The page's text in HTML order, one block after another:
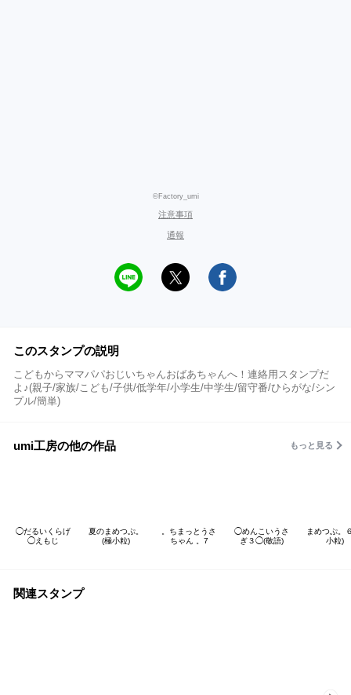
©Factory_umi
注意事項
通報
このスタンプの説明
こどもからママパパおじいちゃんおばあちゃんへ！連絡用スタンプだ
よ♪(親子/家族/こども/子供/低学年/小学生/中学生/留守番/ひらがな/シン
プル/簡単)
umi工房の他の作品 もっと見る
◯だるいくらげ
◯えもじ
夏のまめつぷ。
(極小粒)
。ちまっとうさ
ちゃん 。7
◯めんこいうさ
ぎ３◯(敬語)
まめつぷ。
小粒)
関連スタンプ